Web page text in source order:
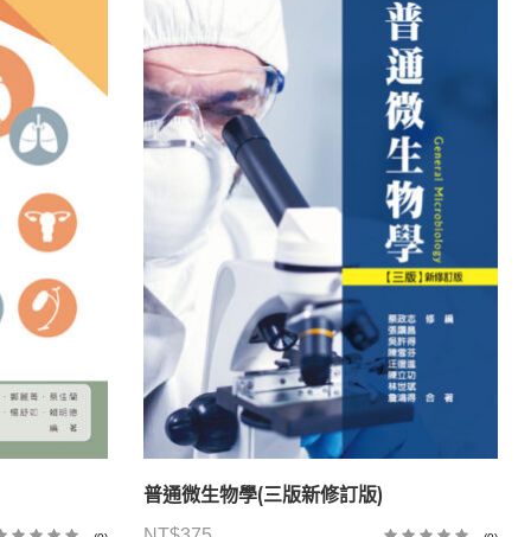
普通微生物學(三版新修訂版)